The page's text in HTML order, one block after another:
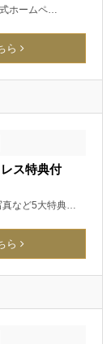
ホームペ…
ら
ス特典付
真など5大特典…
ら